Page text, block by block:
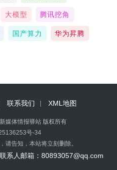
大模型 腾讯挖角
国产算力 华为昇腾
联系我们 XML地图
媒体情报驿站 版权所有
号-34
请告知，本站将立刻删除。
系人邮箱：80893057@qq.com